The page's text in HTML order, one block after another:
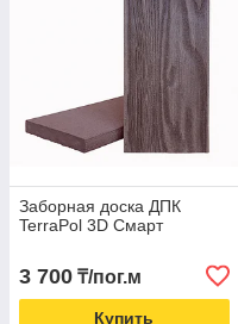
Заборная доска ДПК
TerraPol 3D Смарт
3 700 ₸/пог.м
Купить